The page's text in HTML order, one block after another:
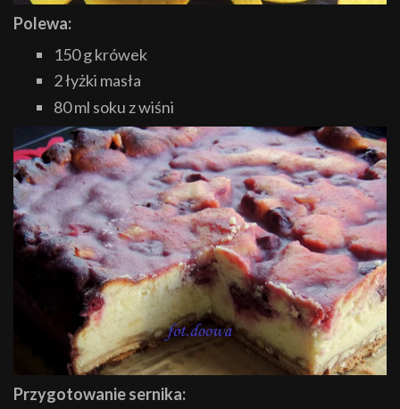
Polewa:
150 g krówek
2 łyżki masła
80 ml soku z wiśni
Przygotowanie sernika: